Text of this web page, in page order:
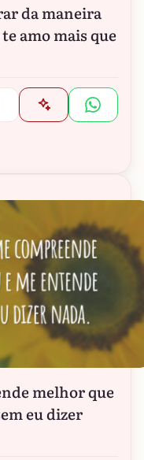
da maneira
amo mais que
melhor que
eu dizer